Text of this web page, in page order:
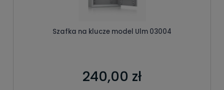
Szafka na klucze model Ulm 03004
240,00 zł